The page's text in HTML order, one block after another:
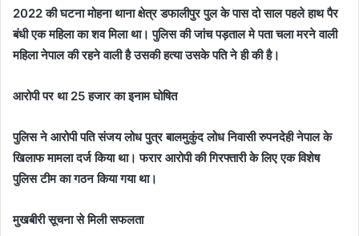
2022 की घटना मोहना थाना क्षेत्र डफालीपुर पुल के पास दो साल पहले हाथ पैर
बंधी एक महिला का शव मिला था। पुलिस की जांच पड़ताल मे पता चला मरने वाली
महिला नेपाल की रहने वाली है उसकी हत्या उसके पति ने ही की है।
आरोपी पर था 25 हजार का इनाम घोषित
पुलिस ने आरोपी पति संजय लोध पुत्र बालमुकुंद लोध निवासी रुपनदेही नेपाल के
खिलाफ मामला दर्ज किया था। फरार आरोपी की गिरफ्तारी के लिए एक विशेष
पुलिस टीम का गठन किया गया था।
मुखबीरी सूचना से मिली सफलता